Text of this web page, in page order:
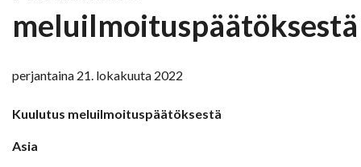
meluilmoituspäätöksestä
perjantaina 21. lokakuuta 2022
Kuulutus meluilmoituspäätöksestä
Asia